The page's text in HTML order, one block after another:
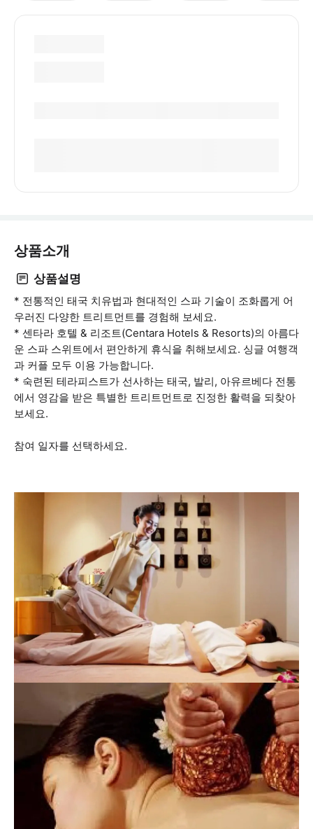
상품소개
상품설명
* 전통적인 태국 치유법과 현대적인 스파 기술이 조화롭게 어
우러진 다양한 트리트먼트를 경험해 보세요.
* 센타라 호텔 & 리조트(Centara Hotels & Resorts)의 아름다
운 스파 스위트에서 편안하게 휴식을 취해보세요. 싱글 여행객
과 커플 모두 이용 가능합니다.
* 숙련된 테라피스트가 선사하는 태국, 발리, 아유르베다 전통
에서 영감을 받은 특별한 트리트먼트로 진정한 활력을 되찾아
보세요.
참여 일자를 선택하세요.